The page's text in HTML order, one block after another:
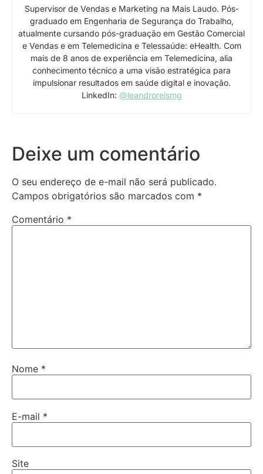
Supervisor de Vendas e Marketing na Mais Laudo. Pós-
graduado em Engenharia de Segurança do Trabalho,
atualmente cursando pós-graduação em Gestão Comercial
e Vendas e em Telemedicina e Telessaúde: eHealth. Com
mais de 8 anos de experiência em Telemedicina, alia
conhecimento técnico a uma visão estratégica para
impulsionar resultados em saúde digital e inovação.
LinkedIn: @leandroreismg
Deixe um comentário
O seu endereço de e-mail não será publicado.
Campos obrigatórios são marcados com *
Comentário *
Nome *
E-mail *
Site